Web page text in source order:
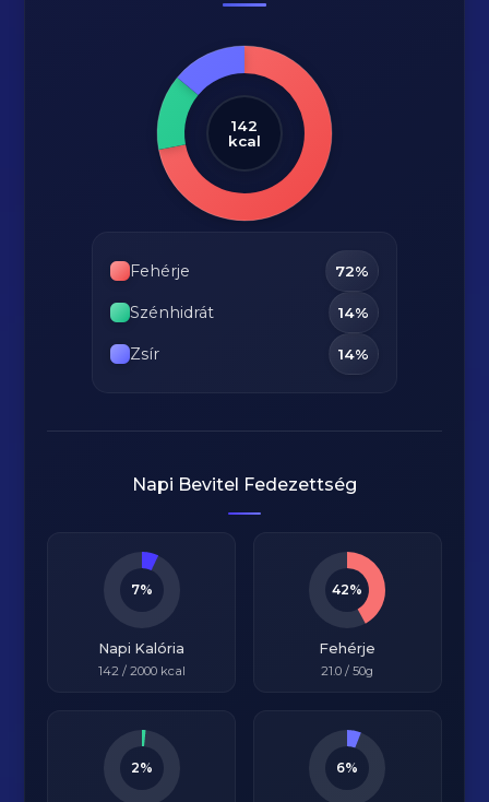
142
kcal
Fehérje 72%
Szénhidrát 14%
Zsír 14%
Napi Bevitel Fedezettség
7%
Napi Kalória
142 / 2000kcal
42%
Fehérje
21.0 / 50g
2% 6%